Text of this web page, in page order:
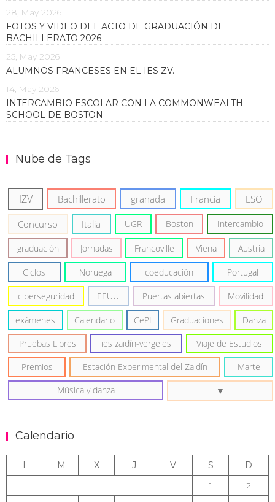
28, May 2026
FOTOS Y VIDEO DEL ACTO DE GRADUACIÓN DE
BACHILLERATO 2026
25, May 2026
ALUMNOS FRANCESES EN EL IES ZV.
14, May 2026
INTERCAMBIO ESCOLAR CON LA COMMONWEALTH
SCHOOL DE BOSTON
Nube de Tags
IZV Bachillerato granada Francia ESO
Concurso Italia UGR Boston Intercambio
graduación Jornadas Francoville Viena Austria
Ciclos Noruega coeducación Portugal
ciberseguridad EEUU Puertas abiertas Movilidad
exámenes Calendario CePI Graduaciones Danza
Pruebas Libres ies zaidín-vergeles Viaje de Estudios
Premios Estación Experimental del Zaidín Marte
Música y danza
Calendario
L M X J V S
D
1
2